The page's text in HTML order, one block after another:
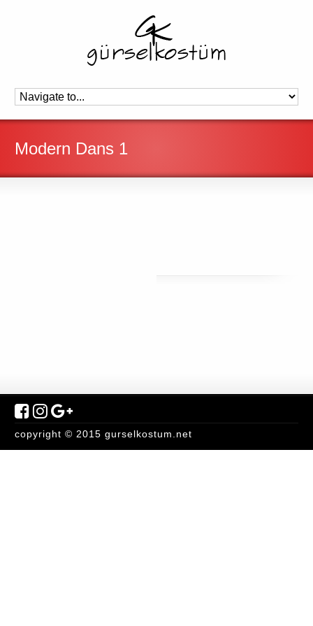
Modern Dans 1
copyright © 2015 gurselkostum.net